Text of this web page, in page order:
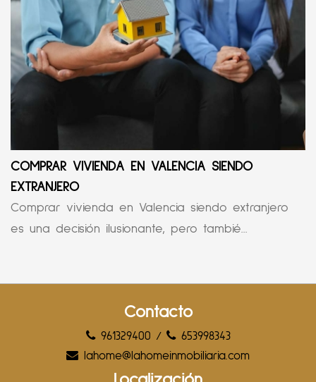
COMPRAR VIVIENDA EN VALENCIA SIENDO
EXTRANJERO
Comprar vivienda en Valencia siendo extranjero
es una decisión ilusionante, pero tambié...
Contacto
961329400 /
653998343
lahome@lahomeinmobiliaria.com